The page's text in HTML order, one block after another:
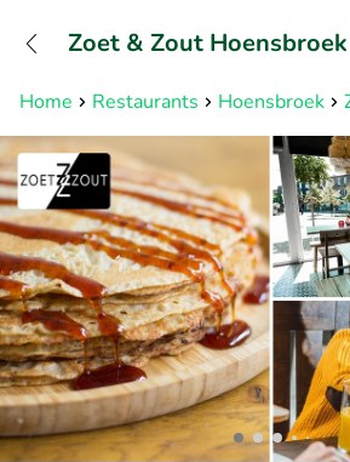
Home Restaurants Hoensbroek
Zoet & Zout Hoensbroek